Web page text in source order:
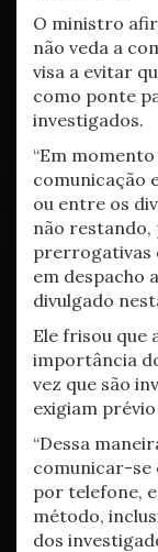
O ministro
não veda a
visa a evitar
como ponte
investigados.
“Em
comunicação
ou entre os
não
prerrogativas
em despacho
divulgado
Ele frisou que
importância
vez que são
exigiam
“Dessa
comunicar-se
por telefone,
método,
dos